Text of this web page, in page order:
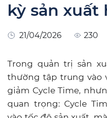
kỳ sản xuất
21/04/2026 230
Trong quản trị sản
thường tập trung vào
giảm Cycle Time,
quan trọng: Cycle